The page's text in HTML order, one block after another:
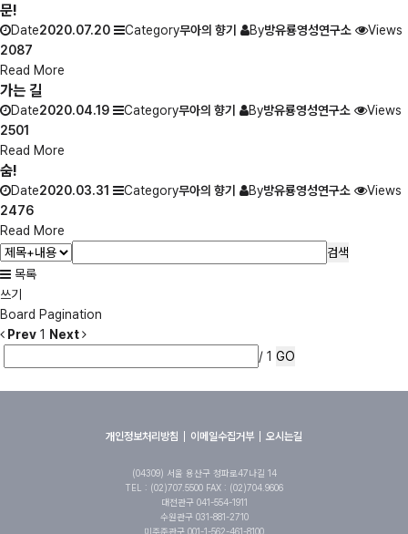
문!
Date2020.07.20 Category무아의 향기 By방유룡영성연구소
Views
2087
Read More
가는 길
Date2020.04.19 Category무아의 향기 By방유룡영성연구소
Views
2501
Read More
숨!
Date2020.03.31 Category무아의 향기 By방유룡영성연구소
Views
2476
Read More
검색
목록
쓰기
Board Pagination
Prev 1
Next
/ 1 GO
개인정보처리방침 이메일수집거부 오시는길
(04309) 서울 용산구 청파로47나길 14
TEL : (02)707.5500 FAX : (02)704.9606
대전관구 041-554-1911
수원관구 031-881-2710
미주준관구 001-1-562-461-8100